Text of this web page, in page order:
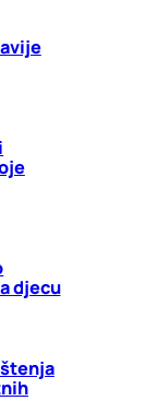
djecu